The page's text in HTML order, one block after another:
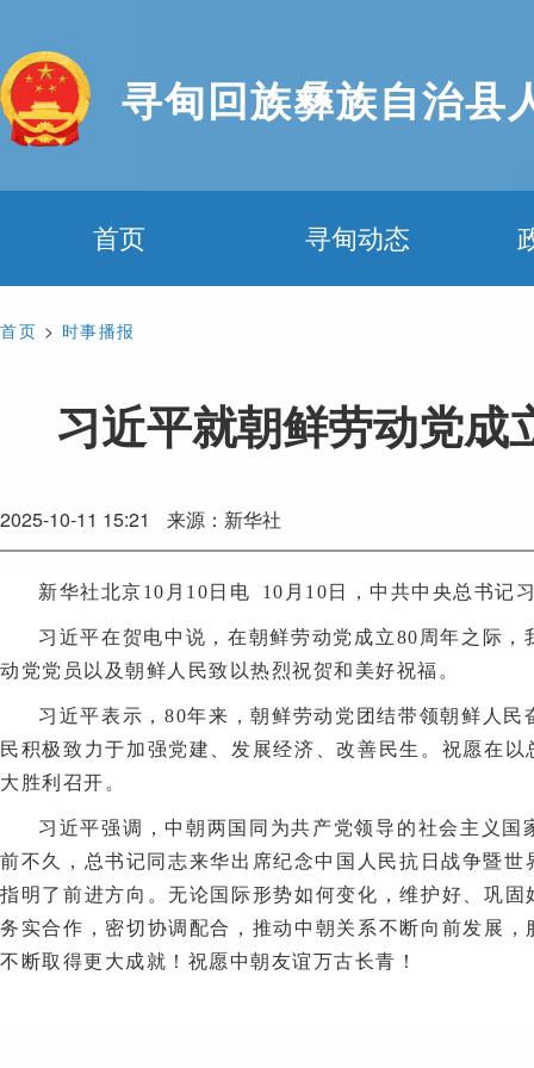
寻甸回族彝族自治县
首页 寻甸动态
首页 > 时事播报
习近平就朝鲜劳动党成
2025-10-11 15:21 来源：新华社
新华社北京10月10日电 10月10日，中共中央总书记
习近平在贺电中说，在朝鲜劳动党成立80周年之际
动党党员以及朝鲜人民致以热烈祝贺和美好祝福。
习近平表示，80年来，朝鲜劳动党团结带领朝鲜人
民积极致力于加强党建、发展经济、改善民生。祝愿在
大胜利召开。
习近平强调，中朝两国同为共产党领导的社会主义
前不久，总书记同志来华出席纪念中国人民抗日战争暨
指明了前进方向。无论国际形势如何变化，维护好、巩
务实合作，密切协调配合，推动中朝关系不断向前发展
不断取得更大成就！祝愿中朝友谊万古长青！